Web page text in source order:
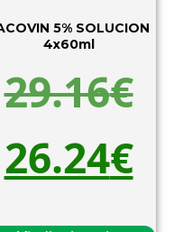
5% SOLUCION
4x60ml
29.16€
26.24€